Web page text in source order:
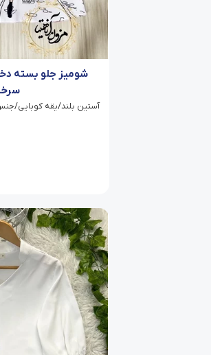
شومیز جلو بسته
آستین بلند/یقه کوبایی/جنس